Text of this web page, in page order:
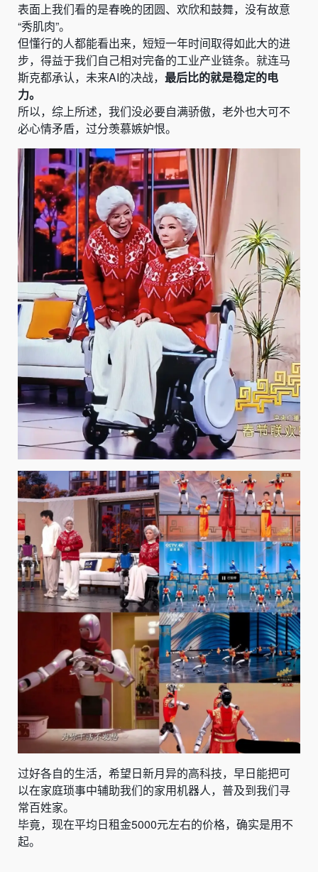
表面上我们看的是春晚的团圆、欢欣和鼓舞，没有故意
“秀肌肉”。
但懂行的人都能看出来，短短一年时间取得如此大的进
步，得益于我们自己相对完备的工业产业链条。就连马
斯克都承认，未来AI的决战， 最后比的就是稳定的电
力。
所以，综上所述，我们没必要自满骄傲，老外也大可不
必心情矛盾，过分羡慕嫉妒恨。
过好各自的生活，希望日新月异的高科技，早日能把可
以在家庭琐事中辅助我们的家用机器人，普及到我们寻
常百姓家。
毕竟，现在平均日租金5000元左右的价格，确实是用不
起。